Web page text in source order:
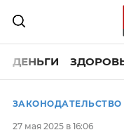
ДЕНЬГИ
27 мая 2025 в 16:06